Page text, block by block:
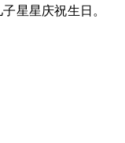
星星庆祝生日。